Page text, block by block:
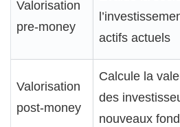
Valorisation
pre-money
actifs actuels
Valorisation
post-money
Calcule la
des
nouveaux